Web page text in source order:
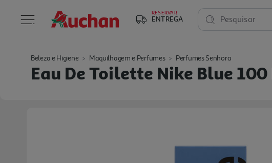
RESERVAR
ENTREGA Pesquisar
Beleza e Higiene Maquilhagem e Perfumes Perfumes Senhora
Eau De Toilette Nike Blue